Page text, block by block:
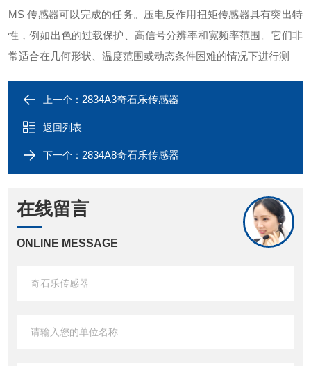
MS 传感器可以完成的任务。压电反作用扭矩传感器具有突出特
性，例如出色的过载保护、高信号分辨率和宽频率范围。它们非
常适合在几何形状、温度范围或动态条件困难的情况下进行测
上一个： 2834A3奇石乐传感器
返回列表
下一个： 2834A8奇石乐传感器
在线留言
ONLINE MESSAGE